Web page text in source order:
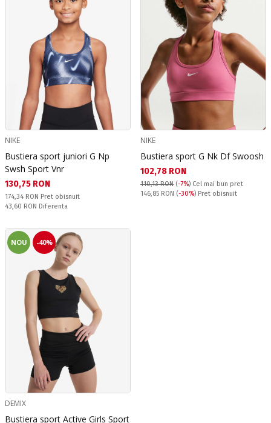
NIKE
Bustiera sport juniori G Np
Swsh Sport Vnr
Текуща цена:
130,75 RON
Pret obisnuit:
174,34 RON Pret obisnuit
Спестявате:
43,60 RON Diferenta
NIKE
Bustiera sport G Nk Df Swoosh
Текуща цена:
102,78 RON
110,13 RON (-7%) Cel mai bun pret
Pret obisnuit:
146,85 RON (-30%) Pret obisnuit
NOU -40%
DEMIX
Bustiera sport Active Girls Sport